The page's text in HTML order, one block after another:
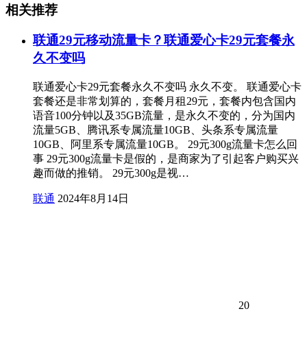
相关推荐
联通29元移动流量卡？联通爱心卡29元套餐永
久不变吗
联通爱心卡29元套餐永久不变吗 永久不变。 联通爱心卡
套餐还是非常划算的，套餐月租29元，套餐内包含国内
语音100分钟以及35GB流量，是永久不变的，分为国内
流量5GB、腾讯系专属流量10GB、头条系专属流量
10GB、阿里系专属流量10GB。 29元300g流量卡怎么回
事 29元300g流量卡是假的，是商家为了引起客户购买兴
趣而做的推销。 29元300g是视…
联通 2024年8月14日
20